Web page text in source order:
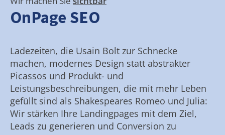
OnPage SEO
Ladezeiten, die Usain Bolt zur Schnecke
machen, modernes Design statt abstrakter
Picassos und Produkt- und
Leistungsbeschreibungen, die mit mehr Leben
gefüllt sind als Shakespeares Romeo und Julia:
Wir stärken Ihre Landingpages mit dem Ziel,
Leads zu generieren und Conversion zu